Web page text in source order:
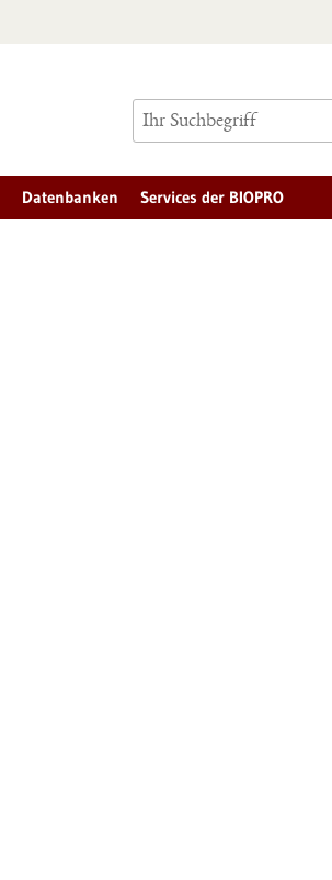
Datenbanken Services der BIOPRO